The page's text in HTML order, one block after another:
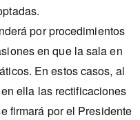
por procedimientos
en que la sala en
En estos casos, al
ella las rectificaciones
firmará por el Presidente